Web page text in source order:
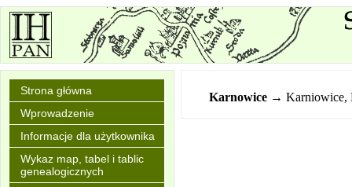
Strona główna
Wprowadzenie
Informacje dla użytkownika
Wykaz map, tabel i tablic
genealogicznych
Karnowice → Karniowice,